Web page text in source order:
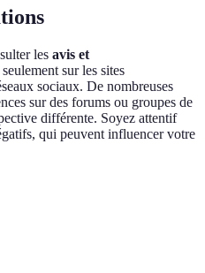
les avis et
sur les sites
sociaux. De nombreuses
sur des forums ou groupes de
différente. Soyez attentif
qui peuvent influencer votre